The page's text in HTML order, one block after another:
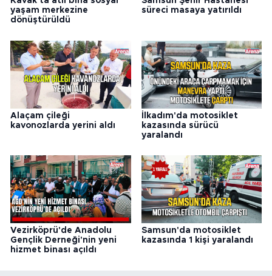
yaşam merkezine
dönüştürüldü
süreci masaya yatırıldı
Alaçam çileği
kavonozlarda yerini aldı
İlkadım'da motosiklet
kazasında sürücü
yaralandı
Vezirköprü'de Anadolu
Gençlik Derneği'nin yeni
hizmet binası açıldı
Samsun'da motosiklet
kazasında 1 kişi yaralandı